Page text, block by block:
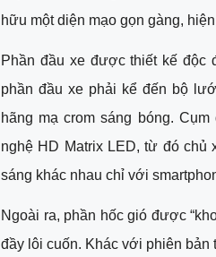
hữu một diện mạo gọn gàng,
Phần đầu xe được thiết kế độc
phần đầu xe phải kể đến bộ
hãng mạ crom sáng bóng.
nghệ HD Matrix LED, từ đó chủ
sáng khác nhau chỉ với
Ngoài ra, phần hốc gió được
đầy lôi cuốn. Khác với phiên bản